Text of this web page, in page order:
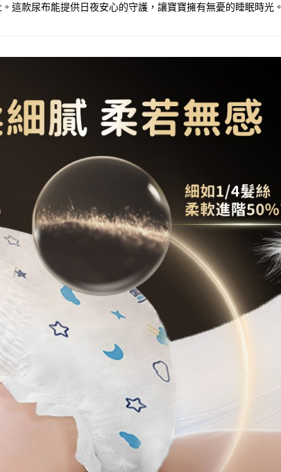
這款尿布能提供日夜安心的守護，讓寶寶擁有無憂的睡眠時光。